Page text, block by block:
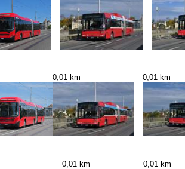
0,01 km 0,01 km
0,01 km 0,01 km